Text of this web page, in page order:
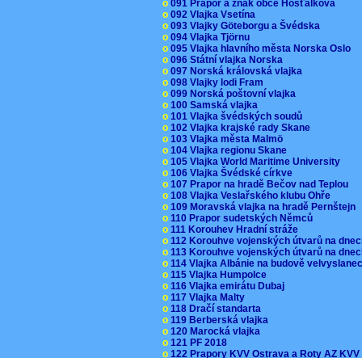
o 091 Prapor a znak obce Hošťálková
o 092 Vlajka Vsetína
o 093 Vlajky Göteborgu a Švédska
o 094 Vlajka Tjörnu
o 095 Vlajka hlavního města Norska Oslo
o 096 Státní vlajka Norska
o 097 Norská královská vlajka
o 098 Vlajky lodi Fram
o 099 Norská poštovní vlajka
o 100 Samská vlajka
o 101 Vlajka švédských soudů
o 102 Vlajka krajské rady Skane
o 103 Vlajka města Malmö
o 104 Vlajka regionu Skane
o 105 Vlajka World Maritime University
o 106 Vlajka Švédské církve
o 107 Prapor na hradě Bečov nad Teplou
o 108 Vlajka Veslařského klubu Ohře
o 109 Moravská vlajka na hradě Pernštejn
o 110 Prapor sudetských Němců
o 111 Korouhev Hradní stráže
o 112 Korouhve vojenských útvarů na
o 113 Korouhve vojenských útvarů na
o 114 Vlajka Albánie na budově
o 115 Vlajka Humpolce
o 116 Vlajka emirátu Dubaj
o 117 Vlajka Malty
o 118 Dračí standarta
o 119 Berberská vlajka
o 120 Marocká vlajka
o 121 PF 2018
o 122 Prapory KVV Ostrava a Roty AZ